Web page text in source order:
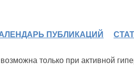
ПУБЛИКАЦИЙ
только при активной